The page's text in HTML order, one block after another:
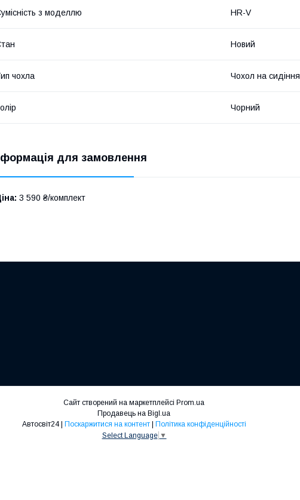
з моделлю HR-V
Новий
чохла Чохол на сидіння
Чорний
для замовлення
3 590 ₴/комплект
Сайт створений на маркетплейсі Prom.ua
Продавець на Bigl.ua
Поскаржитися на контент
Політика конфіденційності
Select Language ▼